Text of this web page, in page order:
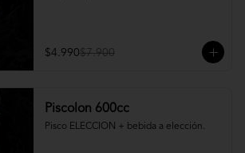
$4.990$7.900
Piscolon 600cc
Pisco ELECCION + bebida a elección.